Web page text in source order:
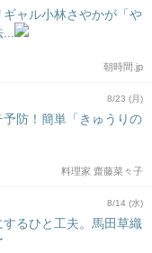
ャル小林さやかが「や
朝時間.jp
8/23 (月)
防！簡単「きゅうりの
料理家 齋藤菜々子
8/14 (水)
るひと工夫。馬田草織
ー